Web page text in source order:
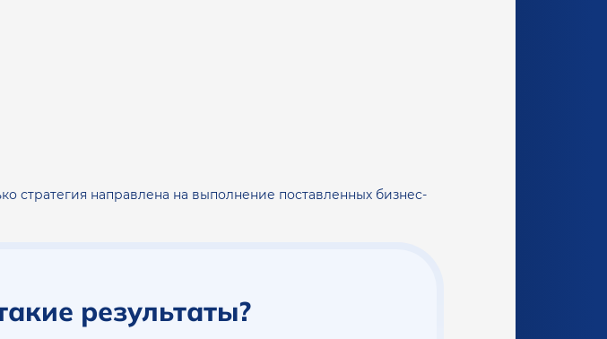
стратегия направлена на выполнение поставленных бизнес-
результаты?